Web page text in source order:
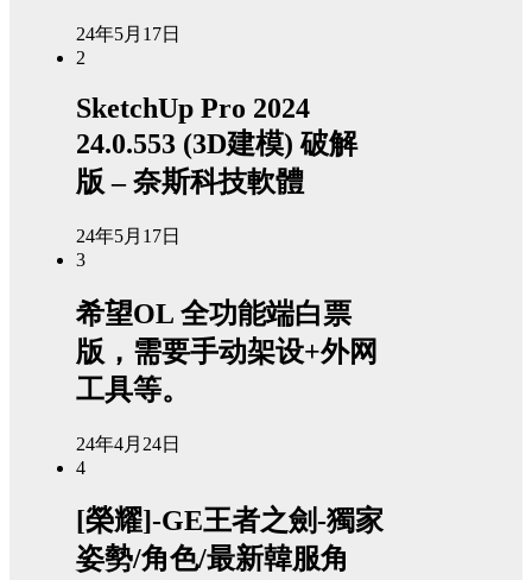
24年5月17日
2
SketchUp Pro 2024
24.0.553 (3D建模) 破解
版 – 奈斯科技軟體
24年5月17日
3
希望OL 全功能端白票
版，需要手动架设+外网
工具等。
24年4月24日
4
[榮耀]-GE王者之劍-獨家
姿勢/角色/最新韓服角